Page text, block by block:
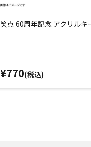
笑点 60周年記念 アクリルキ
¥770(税込)